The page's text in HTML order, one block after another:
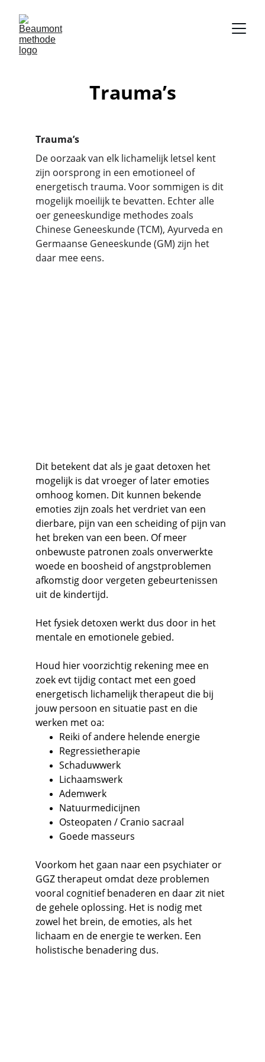
Trauma’s
Trauma’s
De oorzaak van elk lichamelijk letsel kent
zijn oorsprong in een emotioneel of
energetisch trauma. Voor sommigen is dit
mogelijk moeilijk te bevatten. Echter alle
oer geneeskundige methodes zoals
Chinese Geneeskunde (TCM), Ayurveda en
Germaanse Geneeskunde (GM) zijn het
daar mee eens.
Dit betekent dat als je gaat detoxen het
mogelijk is dat vroeger of later emoties
omhoog komen. Dit kunnen bekende
emoties zijn zoals het verdriet van een
dierbare, pijn van een scheiding of pijn van
het breken van een been. Of meer
onbewuste patronen zoals onverwerkte
woede en boosheid of angstproblemen
afkomstig door vergeten gebeurtenissen
uit de kindertijd.
Het fysiek detoxen werkt dus door in het
mentale en emotionele gebied.
Houd hier voorzichtig rekening mee en
zoek evt tijdig contact met een goed
energetisch lichamelijk therapeut die bij
jouw persoon en situatie past en die
werken met oa:
Reiki of andere helende energie
Regressietherapie
Schaduwwerk
Lichaamswerk
Ademwerk
Natuurmedicijnen
Osteopaten / Cranio sacraal
Goede masseurs
Voorkom het gaan naar een psychiater or
GGZ therapeut omdat deze problemen
vooral cognitief benaderen en daar zit niet
de gehele oplossing. Het is nodig met
zowel het brein, de emoties, als het
lichaam en de energie te werken. Een
holistische benadering dus.